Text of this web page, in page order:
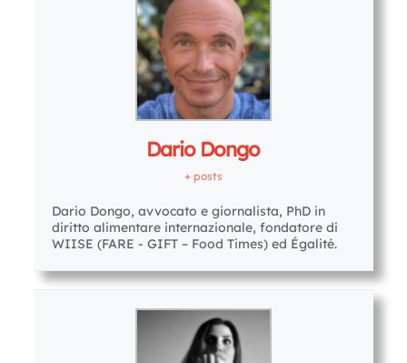
Dario Dongo
+ posts
Dario Dongo, avvocato e giornalista, PhD in
diritto alimentare internazionale, fondatore di
WIISE (FARE - GIFT – Food Times) ed Égalité.